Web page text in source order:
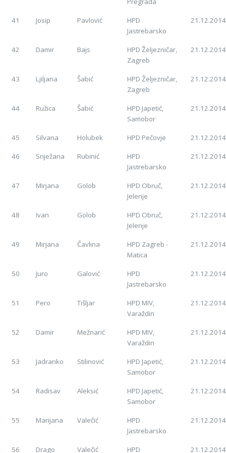
41 Josip Pavlović
HPD
Jastrebarsko
42 Damir Bajs
HPD Željezničar,
Zagreb
43 Ljiljana Šabić
HPD Željezničar,
Zagreb
44 Ružica Šabić
HPD Japetić,
Samobor
45 Silvana Holubek HPD Pečovje
46 Snježana Rubinić
HPD
Jastrebarsko
47 Mirjana Golob
HPD Obruč,
Jelenje
48 Ivan Golob
HPD Obruč,
Jelenje
49 Mirjana Čavlina
HPD Zagreb -
Matica
50 Juro Galović
HPD
Jastrebarsko
51 Pero Tišljar
HPD MIV,
Varaždin
52 Damir Mežnarić
HPD MIV,
Varaždin
53 Jadranko Stilinović
HPD Japetić,
Samobor
54 Radisav Aleksić
HPD Japetić,
Samobor
55 Marijana Valečić
HPD
Jastrebarsko
56 Drago Valečić HPD